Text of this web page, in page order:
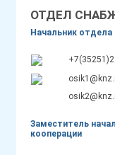
ОТДЕЛ
Начальник отдела
Заместитель
кооперации